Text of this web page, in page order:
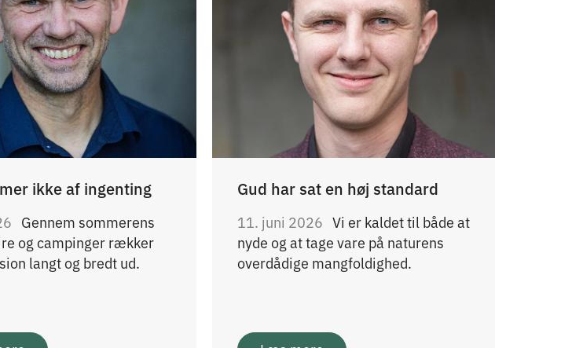
ikke af ingenting
Gennem sommerens
og campinger rækker
langt og bredt ud.
Gud har sat en høj standard
11. juni 2026 Vi er kaldet til både at
nyde og at tage vare på naturens
overdådige mangfoldighed.